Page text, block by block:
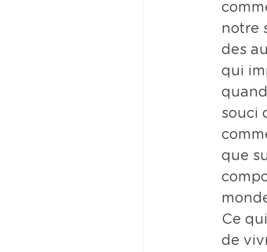
notre
des
qui
souci
que
Ce
de